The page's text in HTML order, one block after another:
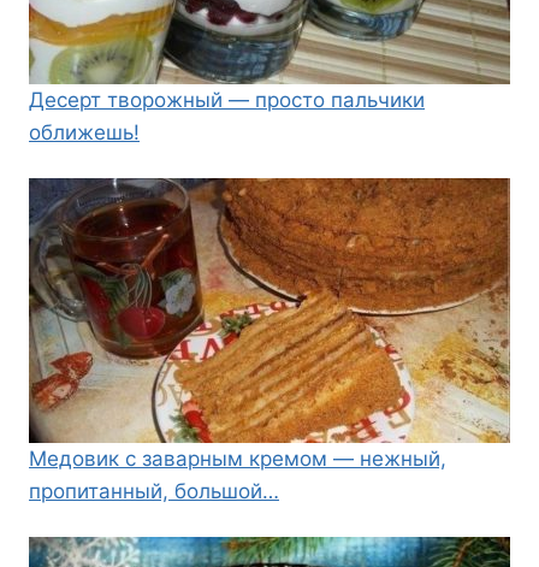
Десерт творожный — просто пальчики
оближешь!
Медовик с заварным кремом — нежный,
пропитанный, большой…